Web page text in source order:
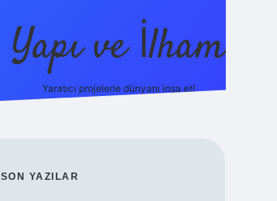
Yapı ve İlham
Yaratıcı projelerle dünyanı inşa et!
SIDEBAR
SON YAZILAR